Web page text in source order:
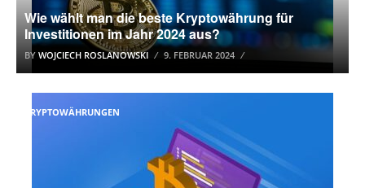
Wie wählt man die beste Kryptowährung für
Investitionen im Jahr 2024 aus?
BY WOJCIECH ROSLANOWSKI 9. FEBRUAR 2024
KRYPTOWÄHRUNGEN